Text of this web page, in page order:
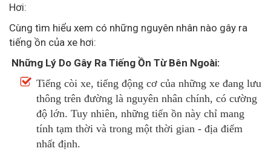
Hơi:
Cùng tìm hiểu xem có những nguyên nhân nào gây ra
tiếng ồn của xe hơi:
Những Lý Do Gây Ra Tiếng Ồn Từ Bên Ngoài:
Tiếng còi xe, tiếng động cơ của những xe đang lưu
thông trên đường là nguyên nhân chính, có cường
độ lớn. Tuy nhiên, những tiến ồn này chỉ mang
tính tạm thời và trong một thời gian - địa điểm
nhất định.